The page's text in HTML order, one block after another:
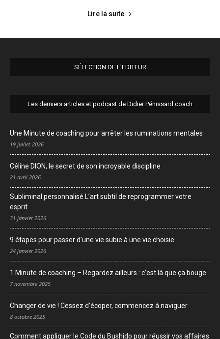
Lire la suite
SÉLECTION DE L'EDITEUR
Les derniers articles et podcast de Didier Pénissard coach
Une Minute de coaching pour arrêter les ruminations mentales
19 juillet 2026
Céline DION, le secret de son incroyable discipline
21 avril 2026
Subliminal personnalisé L’art subtil de reprogrammer votre
esprit
31 janvier 2026
9 étapes pour passer d’une vie subie à une vie choisie
24 janvier 2026
1 Minute de coaching – Regardez ailleurs : c’est là que ça bouge
7 novembre 2025
Changer de vie ! Cessez d’écoper, commencez à naviguer
8 octobre 2025
Comment appliquer le Code du Bushido pour réussir vos affaires